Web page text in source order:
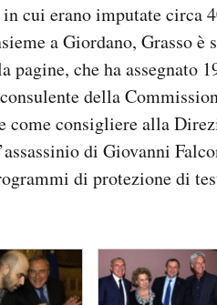
cui erano imputate circa
a Giordano, Grasso è
pagine, che ha assegnato
della
come consigliere alla
di Giovanni
di protezione di